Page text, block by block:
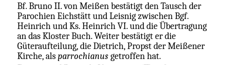
Bf. Bruno II. von Meißen bestätigt den Tausch der
Parochien Eichstätt und Leisnig zwischen Bgf.
Heinrich und Ks. Heinrich VI. und die Übertragung
an das Kloster Buch. Weiter bestätigt er die
Güteraufteilung, die Dietrich, Propst der Meißener
Kirche, als parrochianusgetroffen hat.